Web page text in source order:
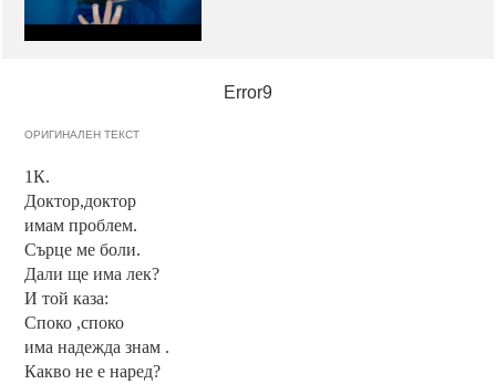
Error9
ОРИГИНАЛЕН ТЕКСТ
1К.
Доктор,доктор
имам проблем.
Сърце ме боли.
Дали ще има лек?
И той каза:
Споко ,споко
има надежда знам .
Какво не е наред?